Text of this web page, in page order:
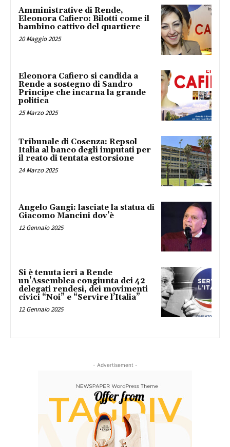
Amministrative di Rende,
Eleonora Cafiero: Bilotti come il
bambino cattivo del quartiere
20 Maggio 2025
Eleonora Cafiero si candida a
Rende a sostegno di Sandro
Principe che incarna la grande
politica
25 Marzo 2025
Tribunale di Cosenza: Repsol
Italia al banco degli imputati per
il reato di tentata estorsione
24 Marzo 2025
Angelo Gangi: lasciate la statua di
Giacomo Mancini dov’è
12 Gennaio 2025
Si è tenuta ieri a Rende
un’Assemblea congiunta dei 42
delegati rendesi, dei movimenti
civici “Noi” e “Servire l’Italia”
12 Gennaio 2025
- Advertisement -